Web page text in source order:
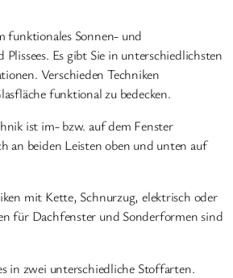
funktionales Sonnen- und
Es gibt Sie in unterschiedlichsten
Verschieden Techniken
funktional zu bedecken.
ist im- bzw. auf dem Fenster
an beiden Leisten oben und unten auf
mit Kette, Schnurzug, elektrisch oder
für Dachfenster und Sonderformen sind
in zwei unterschiedliche Stoffarten.